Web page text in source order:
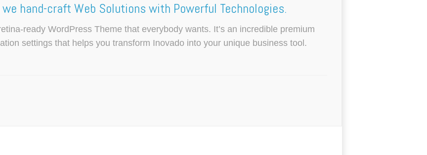
we hand-craft Web Solutions with Powerful Technologies.
ready WordPress Theme that everybody wants. It’s an incredible premium
settings that helps you transform Inovado into your unique business tool.